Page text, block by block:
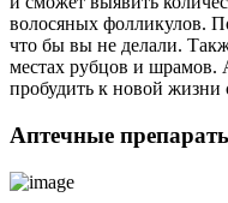
волосяных фолликулов.
что бы вы не делали.
местах рубцов и шрамов.
пробудить к новой жизни
Аптечные